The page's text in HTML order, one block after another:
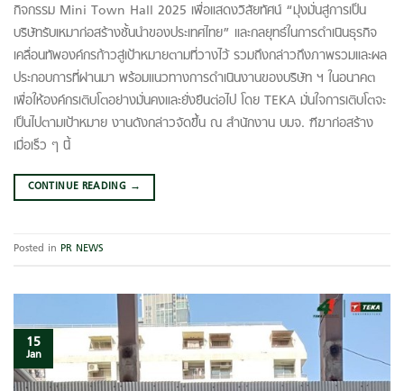
กิจกรรม Mini Town Hall 2025 เพื่อแสดงวิสัยทัศน์ “มุ่งมั่นสู่การเป็น
บริษัทรับเหมาก่อสร้างชั้นนำของประเทศไทย” และกลยุทธ์ในการดำเนินธุรกิจ
เคลื่อนทัพองค์กรก้าวสู่เป้าหมายตามที่วางไว้ รวมถึงกล่าวถึงภาพรวมและผล
ประกอบการที่ผ่านมา พร้อมแนวทางการดำเนินงานของบริษัท ฯ ในอนาคต
เพื่อให้องค์กรเติบโตอย่างมั่นคงและยั่งยืนต่อไป โดย TEKA มั่นใจการเติบโตจะ
เป็นไปตามเป้าหมาย งานดังกล่าวจัดขึ้น ณ สำนักงาน บมจ.​ ฑีฆาก่อสร้าง
เมื่อเร็ว ๆ นี้
CONTINUE READING →
Posted in PR NEWS
15
Jan